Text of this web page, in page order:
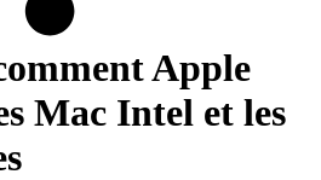
Apple
Mac Intel et les